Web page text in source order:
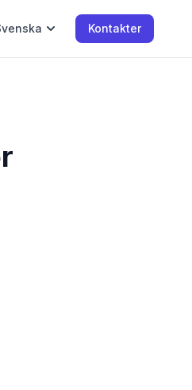
Kontakter